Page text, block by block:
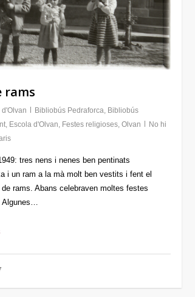
rams
d'Olvan Bibliobús Pedraforca Bibliobús
Escola d'Olvan Festes religioses Olvan
No hi
tres nens i nenes ben pentinats
i un ram a la mà molt ben vestits i fent el
de rams. Abans celebraven moltes festes